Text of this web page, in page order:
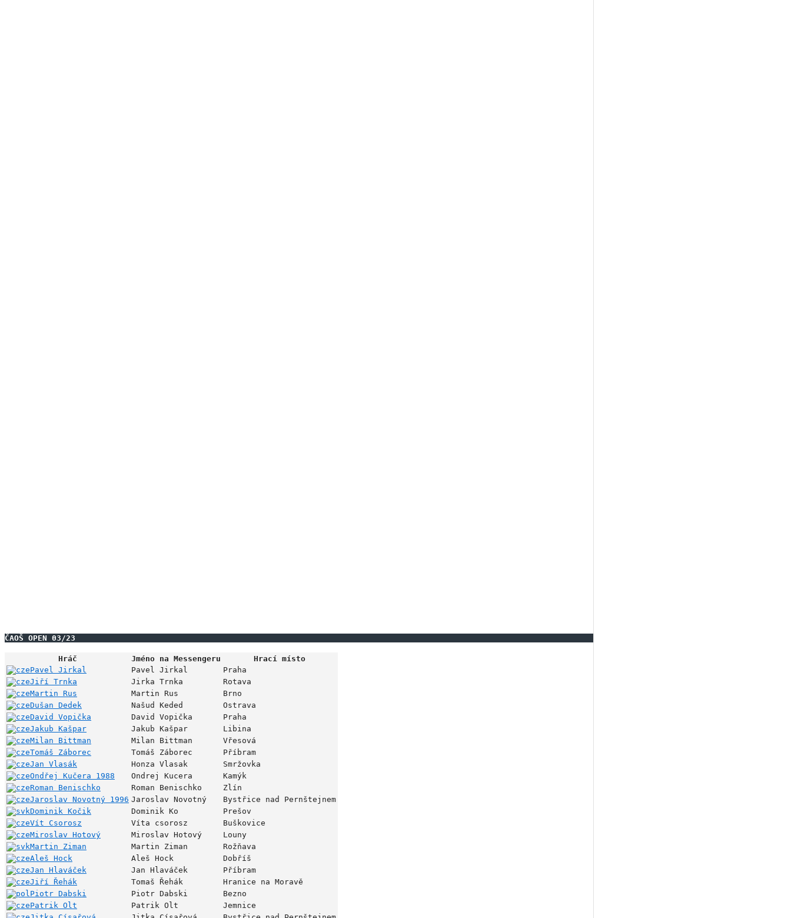
ČAOŠ OPEN 03/23
Hráč Jméno na Messengeru
Hrací místo
Pavel Jirkal
Pavel Jirkal
Praha
Jiří Trnka
Jirka Trnka
Rotava
Martin Rus
Martin Rus
Brno
Dušan Dedek
Našud Keded
Ostrava
David Vopička
David Vopička
Praha
Jakub Kašpar
Jakub Kašpar
Libina
Milan Bittman
Milan Bittman
Vřesová
Tomáš Záborec
Tomáš Záborec
Příbram
Jan Vlasák
Honza Vlasak
Smržovka
Ondřej Kučera 1988
Ondrej Kucera
Kamýk
Roman Benischko
Roman Benischko
Zlín
Jaroslav Novotný 1996 Jaroslav Novotný
Bystřice nad Pernštejnem
Dominik Kočik
Dominik Ko
Prešov
Vít Csorosz
Víta csorosz
Buškovice
Miroslav Hotový
Miroslav Hotový
Louny
Martin Ziman
Martin Ziman
Rožňava
Aleš Hock
Aleš Hock
Dobříš
Jan Hlaváček
Jan Hlaváček
Příbram
Jiří Řehák
Tomaš Řehák
Hranice na Moravě
Piotr Dabski
Piotr Dabski
Bezno
Patrik Olt
Patrik Olt
Jemnice